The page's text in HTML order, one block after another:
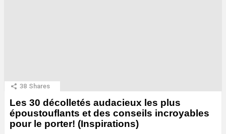
38 Shares
Les 30 décolletés audacieux les plus
époustouflants et des conseils incroyables
pour le porter! (Inspirations)